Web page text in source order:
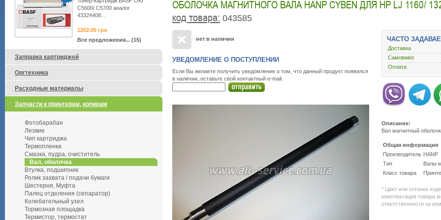
ОБОЛОЧКА МАГНИТНОГО ВАЛА HANP CYBEN ДЛЯ HP LJ 1160/
код товара: 043585
нет в наличии
УВЕДОМЛЕНИЕ О ПОСТУПЛЕНИИ
Если Вы желаете получить уведомление о том, что данный продукт появился
в наличии, оставьте свой контактный e-mail.
ЧАСТО
Доставка
Самовивіз
Оплата
Описание:
Вал магнитный
Общая информация
Производитель HANP
Тип
Валы
Класс товара
* Цвет или оттенок
комплектация товара
ответственности за
C5600/ C5700 аналог
43324408...
1202.00 грн
Все предложения... (15)
Заправка картриджей
Оргтехника
Расходные материалы
Запчасти к принтерам, копирам
Фотобарабан
Лезвие
Чип картриджа
Термопленка
Смазка, пудра, очиститель
Вал, оболочка
Втулка, подшипник
Ролик захвата / подачи бумаги
Шестерня, Муфта
Палец отделения (сепаратор)
Колебательный узел
Тормозная площадка
Термистор, термостат